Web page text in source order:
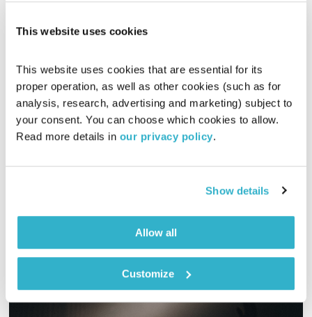
This website uses cookies
This website uses cookies that are essential for its
proper operation, as well as other cookies (such as for
analysis, research, advertising and marketing) subject to
your consent. You can choose which cookies to allow.
Read more details in our privacy policy.
Show details
Allow all
Customize
בני בא – 28.3.22
בני בא
בני בשן
28.03.22
01:00:13
פלא. ואלוהים? איתנו. ויופי. טפו עלינו
אודיו